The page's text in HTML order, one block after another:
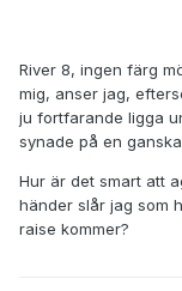
River 8, ingen färg
mig, anser jag,
ju fortfarande ligga
synade på en
Hur är det smart att
händer slår jag som
raise kommer?